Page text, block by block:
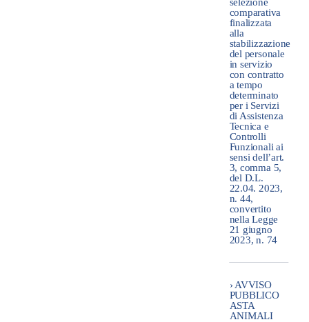
comparativa
finalizzata
alla
stabilizzazione
del personale
in servizio
con contratto
a tempo
determinato
per i Servizi
di Assistenza
Tecnica e
Controlli
Funzionali ai
sensi dell’art.
3, comma 5,
del D.L.
22.04. 2023,
n. 44,
convertito
nella Legge
21 giugno
2023, n. 74
› AVVISO
PUBBLICO
ASTA
ANIMALI